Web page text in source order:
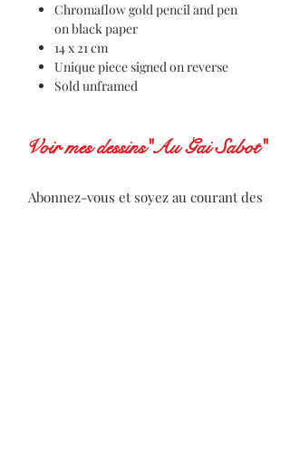
Chromaflow gold pencil and pen
on black paper
14 x 21 cm
Unique piece signed on reverse
Sold unframed
Voir mes dessins"Au Gai Sabot"
Abonnez-vous et soyez au courant des